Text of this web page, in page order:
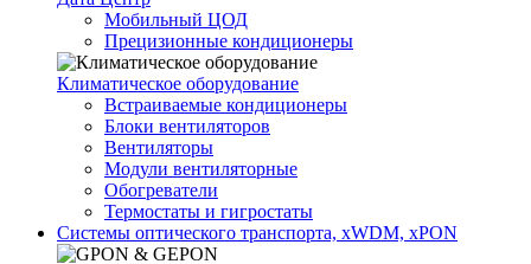
Мобильный ЦОД
Прецизионные кондиционеры
Климатичeское оборудование
Встраиваемые кондиционеры
Блоки вентиляторов
Вентиляторы
Модули вентиляторные
Обогреватели
Термостаты и гигростаты
Системы оптического транспорта, xWDM, xPON